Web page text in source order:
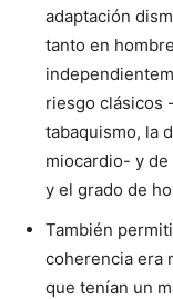
adaptación
tanto en
riesgo clásicos
tabaquismo, la
miocardio- y
y el grado de
También
coherencia era
que tenían un